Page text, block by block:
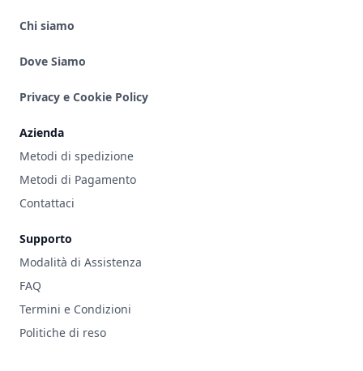
Chi siamo
Dove Siamo
Privacy e Cookie Policy
Azienda
Metodi di spedizione
Metodi di Pagamento
Contattaci
Supporto
Modalità di Assistenza
FAQ
Termini e Condizioni
Politiche di reso